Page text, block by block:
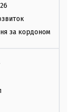
за кордоном